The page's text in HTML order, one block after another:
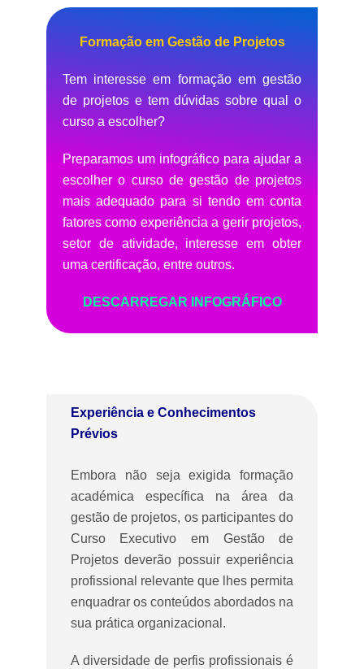
Formação em Gestão de Projetos
Tem interesse em formação em gestão
de projetos e tem dúvidas sobre qual o
curso a escolher?
Preparamos um infográfico para ajudar a
escolher o curso de gestão de projetos
mais adequado para si tendo em conta
fatores como experiência a gerir projetos,
setor de atividade, interesse em obter
uma certificação, entre outros.
DESCARREGAR INFOGRÁFICO
Experiência e Conhecimentos
Prévios
Embora não seja exigida formação
académica específica na área da
gestão de projetos, os participantes do
Curso Executivo em Gestão de
Projetos deverão possuir experiência
profissional relevante que lhes permita
enquadrar os conteúdos abordados na
sua prática organizacional.
A diversidade de perfis profissionais é